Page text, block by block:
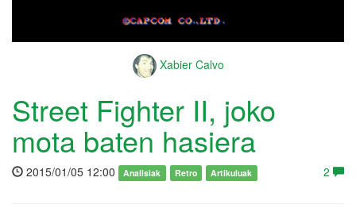
Xabier Calvo
Street Fighter II, joko
mota baten hasiera
2015/01/05 12:00 Analisiak Retro Artikuluak 2